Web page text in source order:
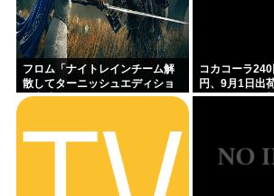
フロム「ナイトレインチーム解
散してターニッシュエディショ
ン完成させました」←これｗｗ
コカコーラ
円、9月1日出
ガソリンより